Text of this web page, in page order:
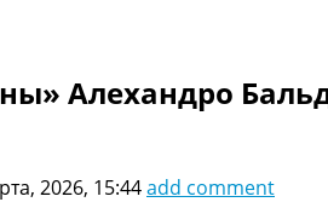
Алехандро
2026, 15:44add comment